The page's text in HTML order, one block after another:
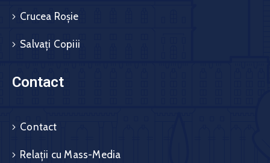
Crucea Roșie
Salvați Copiii
Contact
Contact
Relații cu Mass-Media